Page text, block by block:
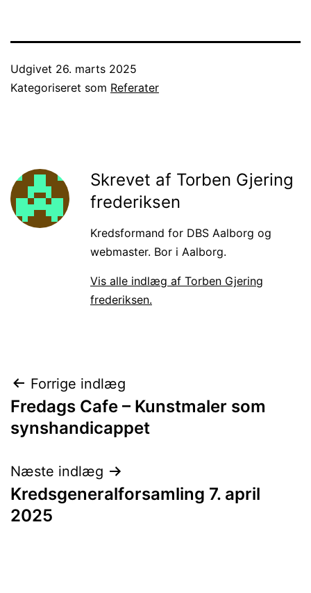
Udgivet 26. marts 2025
Kategoriseret som Referater
Skrevet af Torben Gjering
frederiksen
Kredsformand for DBS Aalborg og
webmaster. Bor i Aalborg.
Vis alle indlæg af Torben Gjering
frederiksen.
Indlægsnavigation
Forrige indlæg
Fredags Cafe – Kunstmaler som
synshandicappet
Næste indlæg
Kredsgeneralforsamling 7. april
2025